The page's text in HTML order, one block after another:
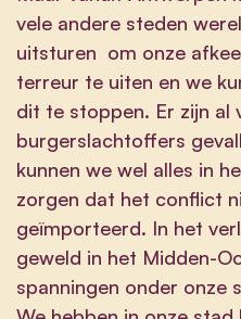
vele andere steden
uitsturen om onze
terreur te uiten en we
dit te stoppen. Er zijn al
burgerslachtoffers
kunnen we wel alles in
zorgen dat het conflict
geïmporteerd. In het
geweld in het Midden-
spanningen onder onze